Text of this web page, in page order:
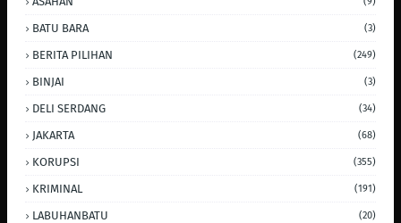
BATU BARA (3)
BERITA PILIHAN (249)
BINJAI (3)
DELI SERDANG (34)
JAKARTA (68)
KORUPSI (355)
KRIMINAL (191)
LABUHANBATU (20)